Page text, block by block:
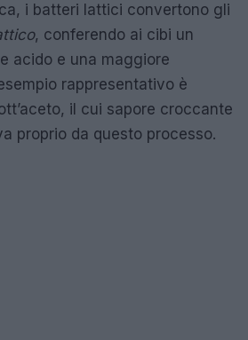
i batteri lattici convertono gli
, conferendo ai cibi un
acido e una maggiore
rappresentativo è
il cui sapore croccante
proprio da questo processo.